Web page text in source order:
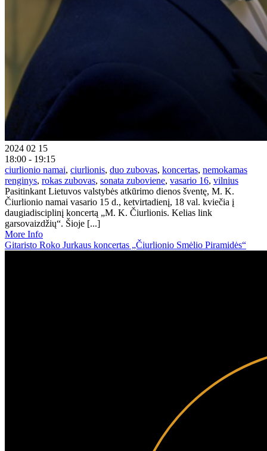
2024 02 15
18:00 - 19:15
ciurlionio namai, ciurlionis, duo zubovas, koncertas, nemokamas
renginys, rokas zubovas, sonata zuboviene, vasario 16, vilnius
Pasitinkant Lietuvos valstybės atkūrimo dienos šventę, M. K.
Čiurlionio namai vasario 15 d., ketvirtadienį, 18 val. kviečia į
daugiadisciplinį koncertą „M. K. Čiurlionis. Kelias link
garsovaizdžių“. Šioje [...]
More Info
Gitaristo Roko Jurkaus koncertas „Čiurlionio Smėlio Piramidės“